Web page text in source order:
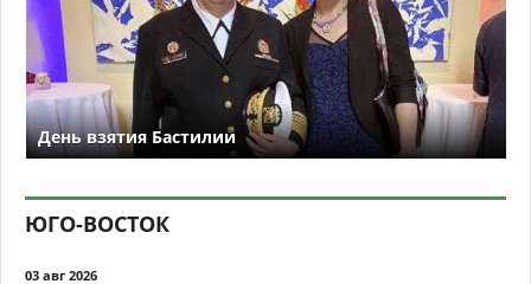
День взятия Бастилии
ЮГО-ВОСТОК
03 авг 2026